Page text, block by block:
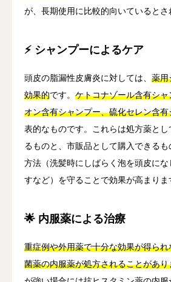
が、長期使用に比較的向いているとさ
⚡ シャンプーによるケア
頭皮の脂漏性皮膚炎に対しては、 薬用
効果的です。 ケトコナゾール含有シ
オン含有シャンプー、硫化セレン含有
表的なものです。これらは処方薬と
るものと、市販品として購入できる
方法（洗髪時にしばらく泡を頭皮に
すなど）を守ることで効果が高まりま
🌟 内服薬による治療
重症例や外用薬で十分な効果が得ら
菌薬の内服薬が処方されることがあり